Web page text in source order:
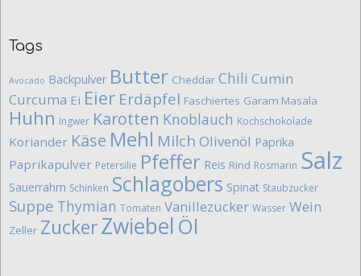
Tags
Avocado Backpulver Butter Cheddar Chili Cumin
Curcuma Ei Eier Erdäpfel Faschiertes Garam Masala
Huhn Ingwer Karotten Knoblauch Kochschokolade
Koriander Käse Mehl Milch Olivenöl Paprika
Paprikapulver Petersilie Pfeffer Reis Rind Rosmarin Salz
Sauerrahm Schinken Schlagobers Spinat Staubzucker
Suppe Thymian Tomaten Vanillezucker Wasser Wein
Zeller ZuckerZwiebel Öl